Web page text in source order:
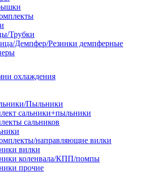
Трубки
Демпфер/Резинки демпферные
охлаждения
Пыльники
сальники+пыльники
сальников
направляющие вилки
вилки
коленвала/КПП/помпы
прочие